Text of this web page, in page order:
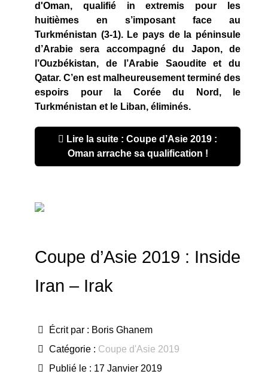
d'Oman, qualifié in extremis pour les
huitièmes en s’imposant face au
Turkménistan (3-1). Le pays de la péninsule
d’Arabie sera accompagné du Japon, de
l’Ouzbékistan, de l’Arabie Saoudite et du
Qatar. C’en est malheureusement terminé des
espoirs pour la Corée du Nord, le
Turkménistan et le Liban, éliminés.
Lire la suite : Coupe d’Asie 2019 :
Oman arrache sa qualification !
Coupe d’Asie 2019 : Inside
Iran – Irak
Écrit par : Boris Ghanem
Catégorie : Coupe d'Asie 2019
Publié le : 17 Janvier 2019